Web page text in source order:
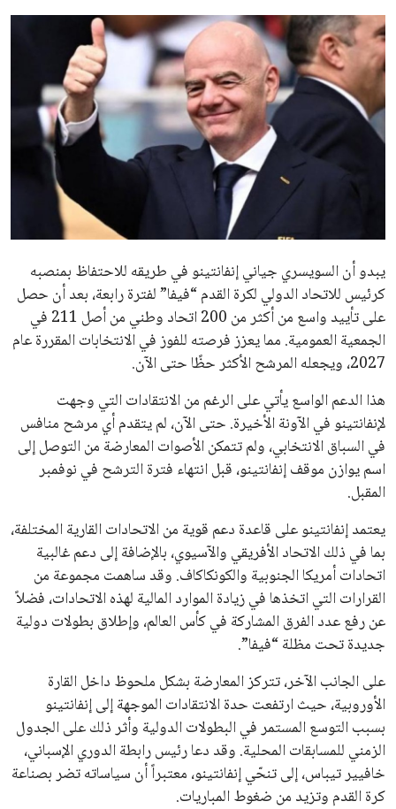
ايوا مصر
الاخبار الشائعة
إنفانتينو يخطو نحو ولاية رابعة في رئاسة فيفا
عمر إبراهيم
مستثمر هندي بريطاني يسعى لامتلاك حصة
عمر إبراهيم 22 يوليو 2026
تحقق من قهوتك المغشوشة 7 علامات تدل
على جودتها قبل أول رشفة
خالد فؤاد 18 يوليو 2026
القائمة البريدية
انضم إلى قائمة المشتركين لدينا لتحصل على أحدث الأخبار، التحديثات
والعروض الخاصة مباشرة في صندوق بريدك
اشتراك
جميع الحقوق محفوظة لموقعنا ايوا مصر